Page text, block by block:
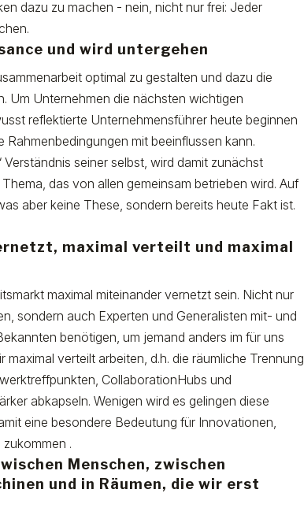
dazu zu machen - nein, nicht nur frei: Jeder
und wird untergehen
optimal zu gestalten und dazu die
Um Unternehmen die nächsten wichtigen
reflektierte Unternehmensführer heute beginnen
mit beeinflussen kann.
seiner selbst, wird damit zunächst
das von allen gemeinsam betrieben wird. Auf
aber keine These, sondern bereits heute Fakt ist.
maximal verteilt und maximal
maximal miteinander vernetzt sein. Nicht nur
sondern auch Experten und Generalisten mit- und
benötigen, um jemand anders im für uns
verteilt arbeiten, d.h. die räumliche Trennung
CollaborationHubs und
abkapseln. Wenigen wird es gelingen diese
eine besondere Bedeutung für Innovationen,
.
Menschen, zwischen
und in Räumen, die wir erst